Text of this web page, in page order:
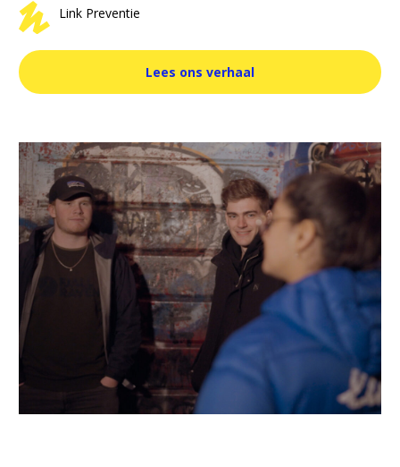
Link Preventie
Lees ons verhaal